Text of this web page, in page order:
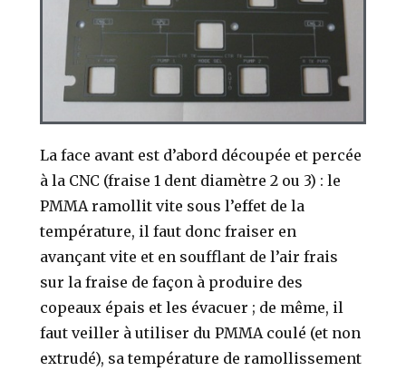
La face avant est d’abord découpée et percée
à la CNC (fraise 1 dent diamètre 2 ou 3) : le
PMMA ramollit vite sous l’effet de la
température, il faut donc fraiser en
avançant vite et en soufflant de l’air frais
sur la fraise de façon à produire des
copeaux épais et les évacuer ; de même, il
faut veiller à utiliser du PMMA coulé (et non
extrudé), sa température de ramollissement